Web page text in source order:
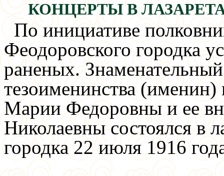
КОНЦЕРТЫ В
По инициативе
Феодоровского городка
раненых.
тезоименинства
Марии Федоровны и ее
Николаевны состоялся в
городка 22 июля 1916